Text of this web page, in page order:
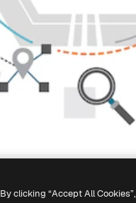
By clicking “Accept All